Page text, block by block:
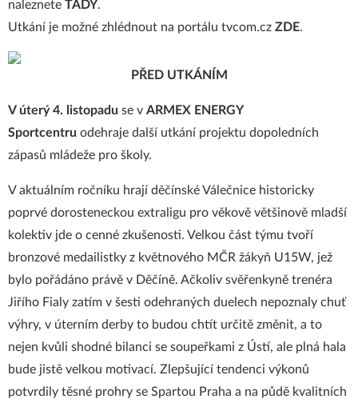
naleznete TADY.
Utkání je možné zhlédnout na portálu tvcom.cz ZDE.
PŘED UTKÁNÍM
V úterý 4. listopadu se v ARMEX ENERGY
Sportcentru odehraje další utkání projektu dopoledních
zápasů mládeže pro školy.
V aktuálním ročníku hrají děčínské Válečnice historicky
poprvé dorosteneckou extraligu pro věkově většinově mladší
kolektiv jde o cenné zkušenosti. Velkou část týmu tvoří
bronzové medailistky z květnového MČR žákyň U15W, jež
bylo pořádáno právě v Děčíně. Ačkoliv svěřenkyně trenéra
Jiřího Fialy zatím v šesti odehraných duelech nepoznaly chuť
výhry, v úterním derby to budou chtít určitě změnit, a to
nejen kvůli shodné bilanci se soupeřkami z Ústí, ale plná hala
bude jistě velkou motivací. Zlepšující tendenci výkonů
potvrdily těsné prohry se Spartou Praha a na půdě kvalitních